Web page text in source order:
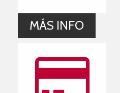
MÁS INFO